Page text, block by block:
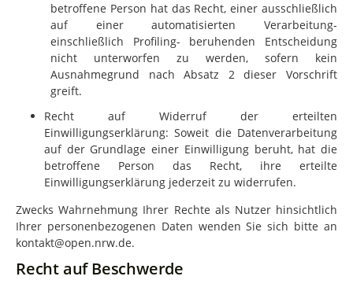
betroffene Person hat das Recht, einer ausschließlich
auf einer automatisierten Verarbeitung-
einschließlich Profiling- beruhenden Entscheidung
nicht unterworfen zu werden, sofern kein
Ausnahmegrund nach Absatz 2 dieser Vorschrift
greift.
Recht auf Widerruf der erteilten
Einwilligungserklärung: Soweit die Datenverarbeitung
auf der Grundlage einer Einwilligung beruht, hat die
betroffene Person das Recht, ihre erteilte
Einwilligungserklärung jederzeit zu widerrufen.
Zwecks Wahrnehmung Ihrer Rechte als Nutzer hinsichtlich
Ihrer personenbezogenen Daten wenden Sie sich bitte an
kontakt@open.nrw.de.
Recht auf Beschwerde